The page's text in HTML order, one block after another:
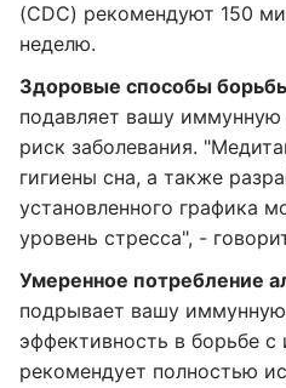
(CDC) рекомендуют 150
неделю.
Здоровые способы
подавляет вашу
риск заболевания.
гигиены сна, а также
установленного графика
уровень стресса", -
Умеренное потребление
подрывает вашу
эффективность в борьбе
рекомендует полностью